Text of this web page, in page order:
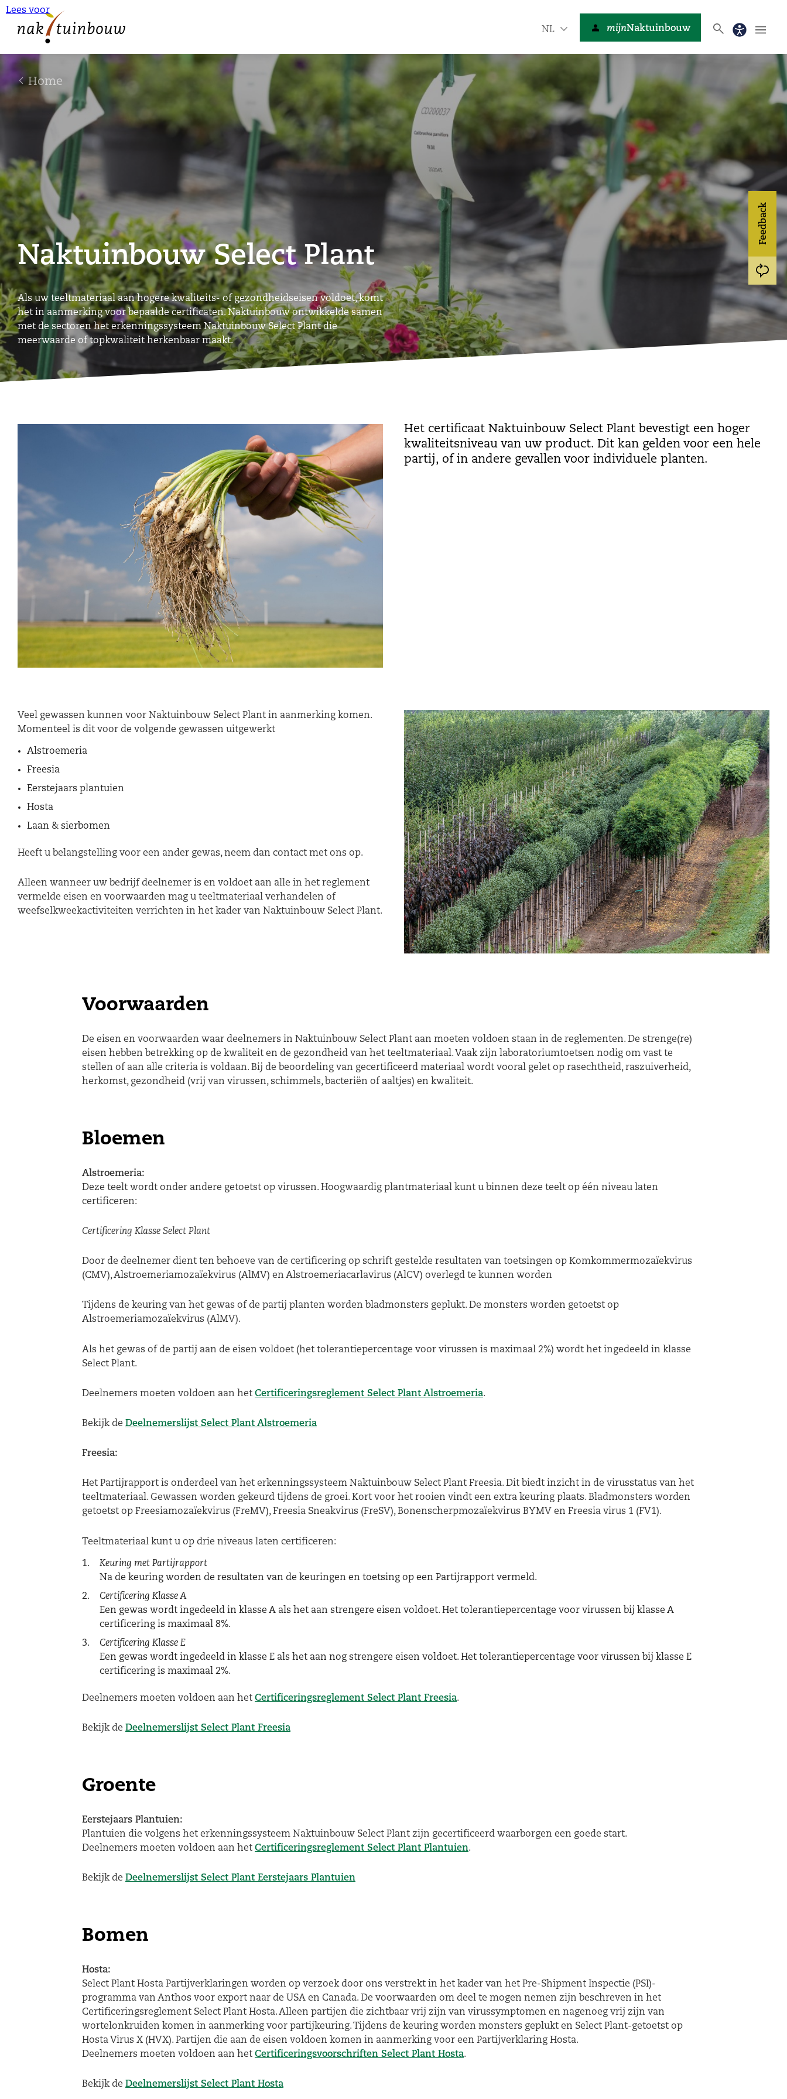
Lees voor
NL mijnNaktuinbouw
Feedback
Home
Naktuinbouw Select Plant
Als uw teeltmateriaal aan hogere kwaliteits- of gezondheidseisen voldoet, komt
het in aanmerking voor bepaalde certificaten. Naktuinbouw ontwikkelde samen
met de sectoren het erkenningssysteem Naktuinbouw Select Plant die
meerwaarde of topkwaliteit herkenbaar maakt.
Het certificaat Naktuinbouw Select Plant bevestigt een hoger
kwaliteitsniveau van uw product. Dit kan gelden voor een hele
partij, of in andere gevallen voor individuele planten.
Veel gewassen kunnen voor Naktuinbouw Select Plant in aanmerking komen.
Momenteel is dit voor de volgende gewassen uitgewerkt
Alstroemeria
Freesia
Eerstejaars plantuien
Hosta
Laan & sierbomen
Heeft u belangstelling voor een ander gewas, neem dan contact met ons op.
Alleen wanneer uw bedrijf deelnemer is en voldoet aan alle in het reglement
vermelde eisen en voorwaarden mag u teeltmateriaal verhandelen of
weefselkweekactiviteiten verrichten in het kader van Naktuinbouw Select Plant.
Voorwaarden
De eisen en voorwaarden waar deelnemers in Naktuinbouw Select Plant aan moeten voldoen staan in de reglementen. De strenge(re)
eisen hebben betrekking op de kwaliteit en de gezondheid van het teeltmateriaal. Vaak zijn laboratoriumtoetsen nodig om vast te
stellen of aan alle criteria is voldaan. Bij de beoordeling van gecertificeerd materiaal wordt vooral gelet op rasechtheid, raszuiverheid,
herkomst, gezondheid (vrij van virussen, schimmels, bacteriën of aaltjes) en kwaliteit.
Bloemen
Alstroemeria:
Deze teelt wordt onder andere getoetst op virussen. Hoogwaardig plantmateriaal kunt u binnen deze teelt op één niveau laten
certificeren:
Certificering Klasse Select Plant
Door de deelnemer dient ten behoeve van de certificering op schrift gestelde resultaten van toetsingen op Komkommermozaïekvirus
(CMV), Alstroemeriamozaïekvirus (AlMV) en Alstroemeriacarlavirus (AlCV) overlegd te kunnen worden
Tijdens de keuring van het gewas of de partij planten worden bladmonsters geplukt. De monsters worden getoetst op
Alstroemeriamozaïekvirus (AlMV).
Als het gewas of de partij aan de eisen voldoet (het tolerantiepercentage voor virussen is maximaal 2%) wordt het ingedeeld in klasse
Select Plant.
Deelnemers moeten voldoen aan het Certificeringsreglement Select Plant Alstroemeria.
Bekijk de Deelnemerslijst Select Plant Alstroemeria
Freesia:
Het Partijrapport is onderdeel van het erkenningssysteem Naktuinbouw Select Plant Freesia. Dit biedt inzicht in de virusstatus van het
teeltmateriaal. Gewassen worden gekeurd tijdens de groei. Kort voor het rooien vindt een extra keuring plaats. Bladmonsters worden
getoetst op Freesiamozaïekvirus (FreMV), Freesia Sneakvirus (FreSV), Bonenscherpmozaïekvirus BYMV en Freesia virus 1 (FV1).
Teeltmateriaal kunt u op drie niveaus laten certificeren:
Keuring met Partijrapport
Na de keuring worden de resultaten van de keuringen en toetsing op een Partijrapport vermeld.
Certificering Klasse A
Een gewas wordt ingedeeld in klasse A als het aan strengere eisen voldoet. Het tolerantiepercentage voor virussen bij klasse A
certificering is maximaal 8%.
Certificering Klasse E
Een gewas wordt ingedeeld in klasse E als het aan nog strengere eisen voldoet. Het tolerantiepercentage voor virussen bij klasse E
certificering is maximaal 2%.
Deelnemers moeten voldoen aan het Certificeringsreglement Select Plant Freesia.
Bekijk de Deelnemerslijst Select Plant Freesia
Groente
Eerstejaars Plantuien:
Plantuien die volgens het erkenningssysteem Naktuinbouw Select Plant zijn gecertificeerd waarborgen een goede start.
Deelnemers moeten voldoen aan het Certificeringsreglement Select Plant Plantuien.
Bekijk de Deelnemerslijst Select Plant Eerstejaars Plantuien
Bomen
Hosta:
Select Plant Hosta Partijverklaringen worden op verzoek door ons verstrekt in het kader van het Pre-Shipment Inspectie (PSI)-
programma van Anthos voor export naar de USA en Canada. De voorwaarden om deel te mogen nemen zijn beschreven in het
Certificeringsreglement Select Plant Hosta. Alleen partijen die zichtbaar vrij zijn van virussymptomen en nagenoeg vrij zijn van
wortelonkruiden komen in aanmerking voor partijkeuring. Tijdens de keuring worden monsters geplukt en Select Plant-getoetst op
Hosta Virus X (HVX). Partijen die aan de eisen voldoen komen in aanmerking voor een Partijverklaring Hosta.
Deelnemers moeten voldoen aan het Certificeringsvoorschriften Select Plant Hosta.
Bekijk de Deelnemerslijst Select Plant Hosta